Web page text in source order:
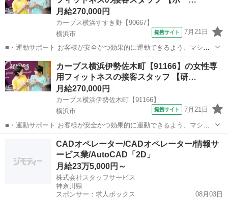
月給270,000円
カーブス横浜すすき野【90667】
横浜市
提携サイト 7月21日
■・運動サポート お客様が安全かつ効果的に運動できるよう、マシン
の使い方をアドバイスします。運動が初めての方や苦手な方がほとん
どなので、難しい指導はありません。「今日はこの動きを意識しまし
ょう！」といったお声がけをしながら、...
神奈川 横浜市 その他
カーブス横浜伊勢佐木町【91166】の女性専
用フィットネスの接客スタッフ 【研…
月給270,000円
カーブス横浜伊勢佐木町【91166】
横浜市
提携サイト 7月21日
■・運動サポート お客様が安全かつ効果的に運動できるよう、マシン
の使い方をアドバイスします。運動が初めての方や苦手な方がほとん
どなので、難しい指導はありません。「今日はこの動きを意識しまし
ょう！」といったお声がけをしながら、...
CADオペレーター/CADオペレーター/情報サ
ービス業/AutoCAD「2D」
月給23万5,000円～
株式会社スタッフサービス
神奈川県
スポンサー：求人ボックス
08月03日